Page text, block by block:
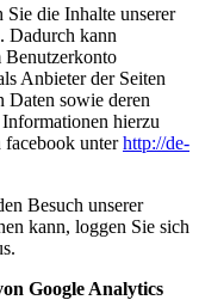
die Inhalte unserer
Dadurch kann
Benutzerkonto
Anbieter der Seiten
Daten sowie deren
hierzu
facebook unterhttp://de-
Besuch unserer
kann, loggen Sie sich
Google Analytics